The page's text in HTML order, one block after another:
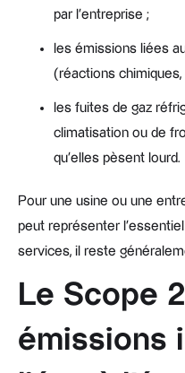
par l'entreprise ;
les émissions liées
(réactions
les fuites de gaz
climatisation ou de
qu'elles pèsent lourd.
Pour une usine ou une
peut représenter
services, il reste
Le Scope
émissions